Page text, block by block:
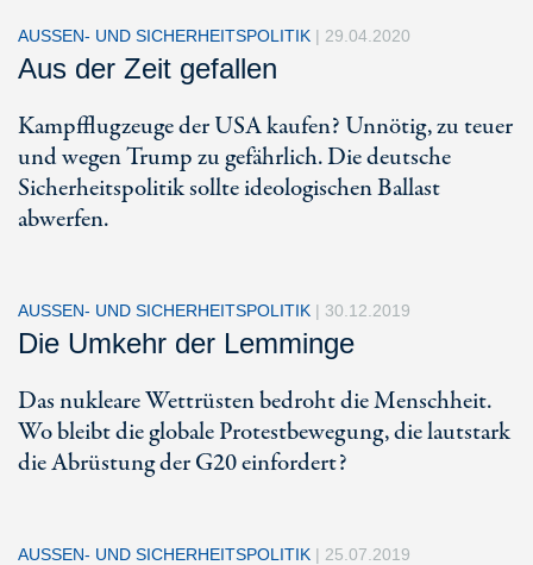
AUSSEN- UND SICHERHEITSPOLITIK | 29.04.2020
Aus der Zeit gefallen
Kampfflugzeuge der USA kaufen? Unnötig, zu teuer
und wegen Trump zu gefährlich. Die deutsche
Sicherheitspolitik sollte ideologischen Ballast
abwerfen.
AUSSEN- UND SICHERHEITSPOLITIK | 30.12.2019
Die Umkehr der Lemminge
Das nukleare Wettrüsten bedroht die Menschheit.
Wo bleibt die globale Protestbewegung, die lautstark
die Abrüstung der G20 einfordert?
AUSSEN- UND SICHERHEITSPOLITIK | 25.07.2019